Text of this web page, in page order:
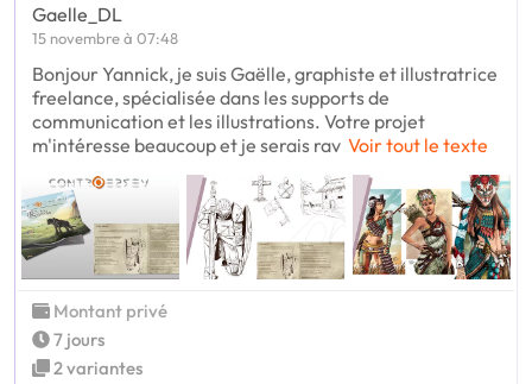
Gaelle_DL
15 novembre à 07:48
Bonjour Yannick, je suis Gaëlle, graphiste et illustratrice
freelance, spécialisée dans les supports de
communication et les illustrations. Votre projet
m'intéresse beaucoup et je serais rav Voir tout le texte
Montant privé
7 jours
2 variantes